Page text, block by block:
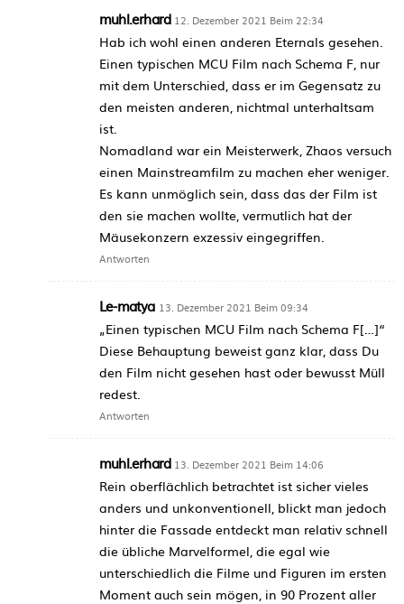
muhl.erhard 12. Dezember 2021 Beim 22:34
Hab ich wohl einen anderen Eternals gesehen.
Einen typischen MCU Film nach Schema F, nur
mit dem Unterschied, dass er im Gegensatz zu
den meisten anderen, nichtmal unterhaltsam
ist.
Nomadland war ein Meisterwerk, Zhaos versuch
einen Mainstreamfilm zu machen eher weniger.
Es kann unmöglich sein, dass das der Film ist
den sie machen wollte, vermutlich hat der
Mäusekonzern exzessiv eingegriffen.
Antworten
Le-matya 13. Dezember 2021 Beim 09:34
„Einen typischen MCU Film nach Schema F[…]“
Diese Behauptung beweist ganz klar, dass Du
den Film nicht gesehen hast oder bewusst Müll
redest.
Antworten
muhl.erhard 13. Dezember 2021 Beim 14:06
Rein oberflächlich betrachtet ist sicher vieles
anders und unkonventionell, blickt man jedoch
hinter die Fassade entdeckt man relativ schnell
die übliche Marvelformel, die egal wie
unterschiedlich die Filme und Figuren im ersten
Moment auch sein mögen, in 90 Prozent aller